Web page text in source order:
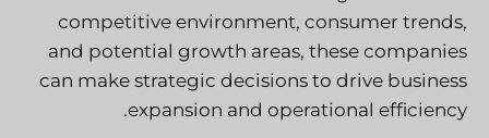
competitive environment, consumer trends,
and potential growth areas, these companies
can make strategic decisions to drive business
expansion and operational efficiency.